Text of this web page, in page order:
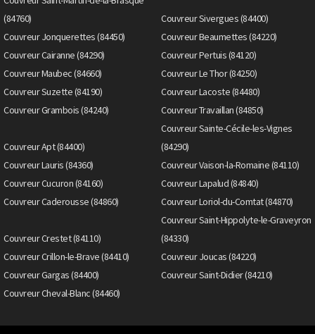
(84760)
Couvreur Sivergues (84400)
Couvreur Jonquerettes (84450)
Couvreur Beaumettes (84220)
Couvreur Cairanne (84290)
Couvreur Pertuis (84120)
Couvreur Maubec (84660)
Couvreur Le Thor (84250)
Couvreur Suzette (84190)
Couvreur Lacoste (84480)
Couvreur Grambois (84240)
Couvreur Travaillan (84850)
Couvreur Apt (84400)
Couvreur Sainte-Cécile-les-Vignes
(84290)
Couvreur Lauris (84360)
Couvreur Vaison-la-Romaine (84110)
Couvreur Cucuron (84160)
Couvreur Lapalud (84840)
Couvreur Caderousse (84860)
Couvreur Loriol-du-Comtat (84870)
Couvreur Crestet (84110)
Couvreur Saint-Hippolyte-le-Graveyron
(84330)
Couvreur Crillon-le-Brave (84410)
Couvreur Joucas (84220)
Couvreur Gargas (84400)
Couvreur Saint-Didier (84210)
Couvreur Cheval-Blanc (84460)